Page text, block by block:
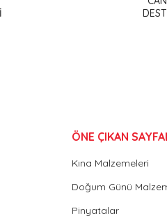
ÖNE ÇIKAN
Kına Malzemeleri
Doğum Günü
Pinyatalar